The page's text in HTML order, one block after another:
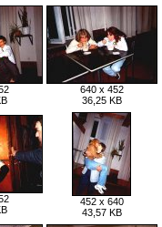
640 x 452
36,25 KB
452 x 640
43,57 KB